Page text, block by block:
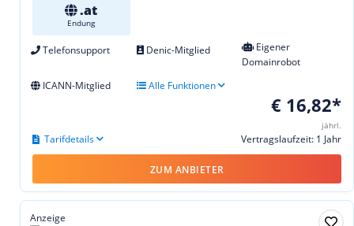
.at
Endung
Telefonsupport Denic-Mitglied
Eigener
Domainrobot
ICANN-Mitglied
Alle Funktionen
€ 16,82*
jährl.
Vertragslaufzeit: 1 Jahr
Tarifdetails
ZUM ANBIETER
Anzeige